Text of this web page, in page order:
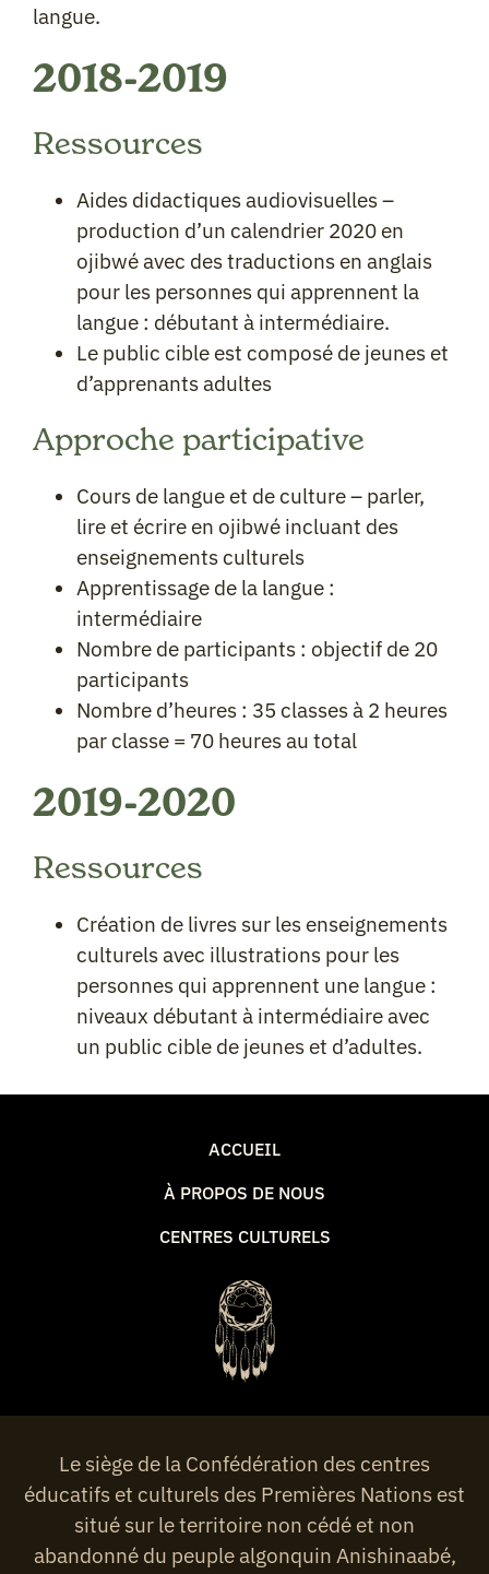
langue.
2018-2019
Ressources
Aides didactiques audiovisuelles –
production d’un calendrier 2020 en
ojibwé avec des traductions en anglais
pour les personnes qui apprennent la
langue : débutant à intermédiaire.
Le public cible est composé de jeunes et
d’apprenants adultes
Approche participative
Cours de langue et de culture – parler,
lire et écrire en ojibwé incluant des
enseignements culturels
Apprentissage de la langue :
intermédiaire
Nombre de participants : objectif de 20
participants
Nombre d’heures : 35 classes à 2 heures
par classe = 70 heures au total
2019-2020
Ressources
Création de livres sur les enseignements
culturels avec illustrations pour les
personnes qui apprennent une langue :
niveaux débutant à intermédiaire avec
un public cible de jeunes et d’adultes.
ACCUEIL
À PROPOS DE NOUS
CENTRES CULTURELS
Le siège de la Confédération des centres
éducatifs et culturels des Premières Nations est
situé sur le territoire non cédé et non
abandonné du peuple algonquin Anishinaabé,